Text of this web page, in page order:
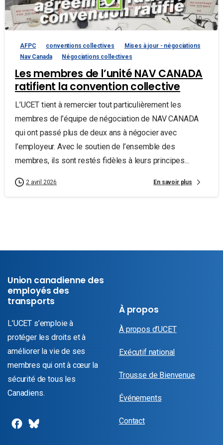
AFPC conventions collectives
Mises à jour - négociations
Nav Canada
Négociations collectives
Les membres de l’unité NAV CANADA
ratifient la convention collective
L’UCET tient à remercier tout particulièrement les
membres de l’équipe de négociation de NAV CANADA
qui ont passé plus de deux ans à négocier avec
l’employeur. Avec le soutien de l’ensemble des
membres, ils sont restés fidèles à leurs principes...
2 avril 2026 En savoir plus
Union canadienne des
employés des
transports
L’UCET s’emploie à
protéger les droits et à
améliorer la vie de ses
membres qui ont à cœur la
sécurité de tous les
Canadiens.
À propos
À propos d’UCET
Exécutif national
Trousse de Bienvenue
Événements
Contact